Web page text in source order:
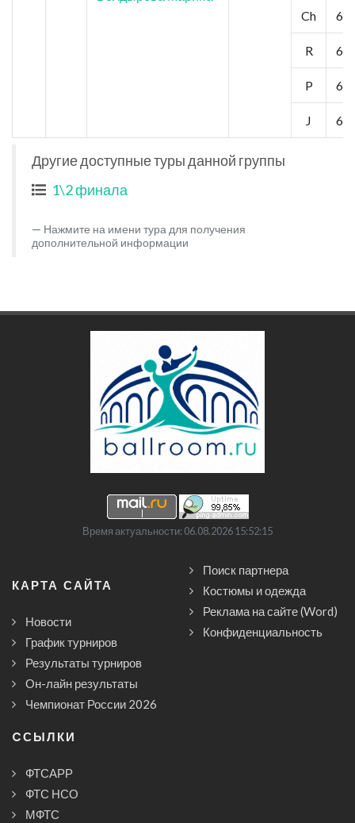
Ch 6
R 6
P 6
J 6
Другие доступные туры данной группы
1\2 финала
Нажмите на имени тура для получения
дополнительной информации
Время актуальности: 06.08.2026 15:52:15
КАРТА САЙТА
Новости
График турниров
Результаты турниров
Он-лайн результаты
Чемпионат России 2026
Поиск партнера
Костюмы и одежда
Реклама на сайте (Word)
Конфиденциальность
CСЫЛКИ
ФТСАРР
ФТС НСО
МФТС